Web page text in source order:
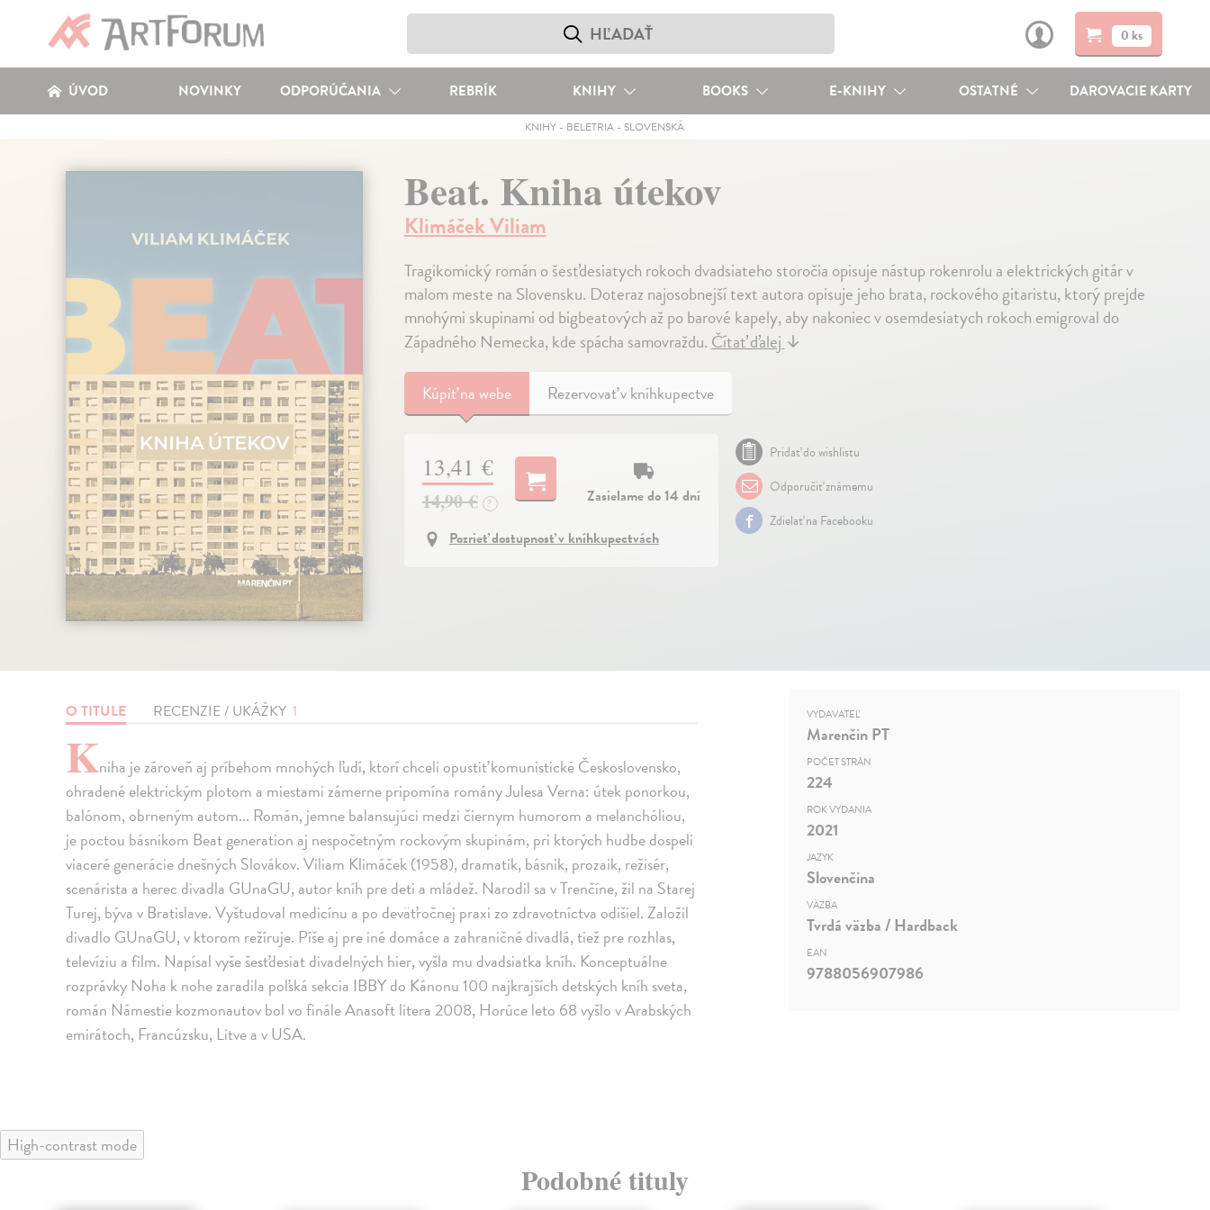
0 ks
ÚVOD NOVINKY ODPORÚČANIA REBRÍK KNIHY BOOKS E-KNIHY OSTATNÉ DAROVACIE KARTY
KNIHY - BELETRIA - SLOVENSKÁ
Beat. Kniha útekov
Klimáček Viliam
Tragikomický román o šesťdesiatych rokoch dvadsiateho storočia opisuje nástup rokenrolu a elektrických gitár v
malom meste na Slovensku. Doteraz najosobnejší text autora opisuje jeho brata, rockového gitaristu, ktorý prejde
mnohými skupinami od bigbeatových až po barové kapely, aby nakoniec v osemdesiatych rokoch emigroval do
Západného Nemecka, kde spácha samovraždu.Čítať ďalej↓
Kúpiťna webe Rezervovať v kníhkupectve
13,41 €
14,90 € ?
Zasielame do 14 dní
Pozrieť dostupnosť v kníhkupectvách
Pridať do wishlistu
Odporučiť známemu
Zdielať na Facebooku
O TITULE RECENZIE / UKÁŽKY 1
Kniha je zároveň aj príbehom mnohých ľudí, ktorí chceli opustiť komunistické Československo,
ohradené elektrickým plotom a miestami zámerne pripomína romány Julesa Verna: útek ponorkou,
balónom, obrneným autom... Román, jemne balansujúci medzi čiernym humorom a melanchóliou,
je poctou básnikom Beat generation aj nespočetným rockovým skupinám, pri ktorých hudbe dospeli
viaceré generácie dnešných Slovákov. Viliam Klimáček (1958), dramatik, básnik, prozaik, režisér,
scenárista a herec divadla GUnaGU, autor kníh pre deti a mládež. Narodil sa v Trenčíne, žil na Starej
Turej, býva v Bratislave. Vyštudoval medicínu a po deväťročnej praxi zo zdravotníctva odišiel. Založil
divadlo GUnaGU, v ktorom režíruje. Píše aj pre iné domáce a zahraničné divadlá, tiež pre rozhlas,
televíziu a film. Napísal vyše šesťdesiat divadelných hier, vyšla mu dvadsiatka kníh. Konceptuálne
rozprávky Noha k nohe zaradila poľská sekcia IBBY do Kánonu 100 najkrajších detských kníh sveta,
román Námestie kozmonautov bol vo finále Anasoft litera 2008, Horúce leto 68 vyšlo v Arabských
emirátoch, Francúzsku, Litve a v USA.
VYDAVATEĽ
Marenčin PT
POČET STRÁN
224
ROK VYDANIA
2021
JAZYK
Slovenčina
VÄZBA
Tvrdá väzba / Hardback
EAN
9788056907986
High-contrast mode
Podobné tituly